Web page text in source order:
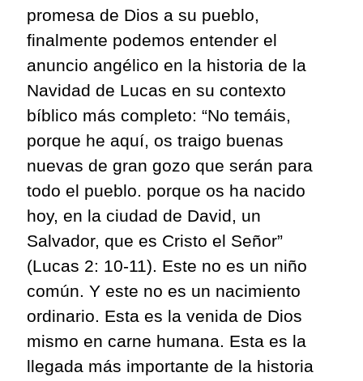
promesa de Dios a su pueblo,
finalmente podemos entender el
anuncio angélico en la historia de la
Navidad de Lucas en su contexto
bíblico más completo: “No temáis,
porque he aquí, os traigo buenas
nuevas de gran gozo que serán para
todo el pueblo. porque os ha nacido
hoy, en la ciudad de David, un
Salvador, que es Cristo el Señor”
(Lucas 2: 10-11). Este no es un niño
común. Y este no es un nacimiento
ordinario. Esta es la venida de Dios
mismo en carne humana. Esta es la
llegada más importante de la historia